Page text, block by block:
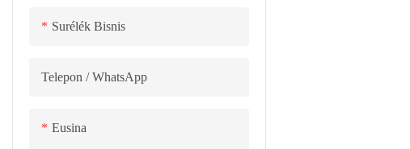
Surélék Bisnis
Telepon / WhatsApp
Eusina